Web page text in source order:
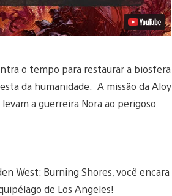
o tempo para restaurar a biosfera
da humanidade. A missão da Aloy
a guerreira Nora ao perigoso
West: Burning Shores, você encara
de Los Angeles!